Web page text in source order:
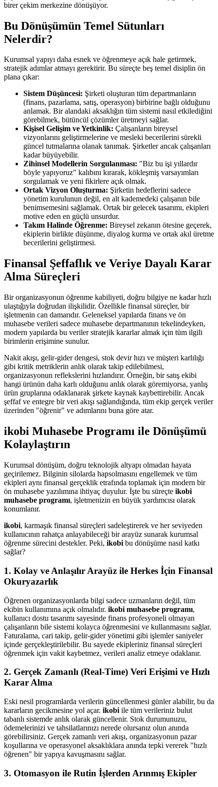
birer çekim merkezine dönüşüyor.
Bu Dönüşümün Temel Sütunları
Nelerdir?
Kurumsal yapıyı daha esnek ve öğrenmeye açık hale getirmek,
stratejik adımlar atmayı gerektirir. Bu süreçte beş temel disiplin ön
plana çıkar:
Sistem Düşüncesi: Şirketi oluşturan tüm departmanların
(finans, pazarlama, satış, operasyon) birbirine bağlı olduğunu
anlamak. Bir alandaki aksaklığın tüm sistemi nasıl etkilediğini
görebilmek, bütüncül çözümler üretmeyi sağlar.
Kişisel Gelişim ve Yetkinlik: Çalışanların bireysel
vizyonlarını geliştirmelerine ve mesleki becerilerini sürekli
güncel tutmalarına olanak tanımak. Şirketler ancak çalışanları
kadar büyüyebilir.
Zihinsel Modellerin Sorgulanması: "Biz bu işi yıllardır
böyle yapıyoruz" kalıbını kırarak, kökleşmiş varsayımları
sorgulamak ve yeni fikirlere açık olmak.
Ortak Vizyon Oluşturma: Şirketin hedeflerini sadece
yönetim kurulunun değil, en alt kademedeki çalışanın bile
benimsemesini sağlamak. Ortak bir gelecek tasarımı, ekipleri
motive eden en güçlü unsurdur.
Takım Halinde Öğrenme: Bireysel zekanın ötesine geçerek,
ekiplerin birlikte düşünme, diyalog kurma ve ortak akıl üretme
becerilerini geliştirmesi.
Finansal Şeffaflık ve Veriye Dayalı Karar
Alma Süreçleri
Bir organizasyonun öğrenme kabiliyeti, doğru bilgiye ne kadar hızlı
ulaştığıyla doğrudan ilişkilidir. Özellikle finansal süreçler, bir
işletmenin can damarıdır. Geleneksel yapılarda finans ve ön
muhasebe verileri sadece muhasebe departmanının tekelindeyken,
modern yapılarda bu veriler stratejik kararlar almak için tüm ilgili
birimlerin erişimine sunulur.
Nakit akışı, gelir-gider dengesi, stok devir hızı ve müşteri karlılığı
gibi kritik metriklerin anlık olarak takip edilebilmesi,
organizasyonun reflekslerini hızlandırır. Örneğin, bir satış ekibi
hangi ürünün daha karlı olduğunu anlık olarak göremiyorsa, yanlış
ürün gruplarına odaklanarak şirkete kaynak kaybettirebilir. Ancak
şeffaf ve entegre bir veri akışı sağlandığında, tüm ekip gerçek veriler
üzerinden "öğrenir" ve adımlarını buna göre atar.
ikobi Muhasebe Programı ile Dönüşümü
Kolaylaştırın
Kurumsal dönüşüm, doğru teknolojik altyapı olmadan hayata
geçirilemez. Bilginin silolarda hapsolmasını engellemek ve tüm
ekipleri aynı finansal gerçeklik etrafında toplamak için modern bir
ön muhasebe yazılımına ihtiyaç duyulur. İşte bu süreçte ikobi
muhasebe programı, işletmenizin en büyük yardımcısı olarak
konumlanır.
ikobi, karmaşık finansal süreçleri sadeleştirerek ve her seviyeden
kullanıcının rahatça anlayabileceği bir arayüz sunarak kurumsal
öğrenme sürecini destekler. Peki, ikobi bu dönüşüme nasıl katkı
sağlar?
1. Kolay ve Anlaşılır Arayüz ile Herkes İçin Finansal
Okuryazarlık
Öğrenen organizasyonlarda bilgi sadece uzmanların değil, tüm
ekibin kullanımına açık olmalıdır. ikobi muhasebe programı,
kullanıcı dostu tasarımı sayesinde finans profesyoneli olmayan
çalışanların bile sistemi kolayca öğrenmesini ve kullanmasını sağlar.
Faturalama, cari takip, gelir-gider yönetimi gibi işlemler saniyeler
içinde gerçekleştirilebilir. Bu sayede ekipleriniz finansal süreçleri
öğrenmek için vakit kaybetmez, verileri analiz etmeye odaklanır.
2. Gerçek Zamanlı (Real-Time) Veri Erişimi ve Hızlı
Karar Alma
Eski nesil programlarda verilerin güncellenmesi günler alabilir, bu da
kararların gecikmesine yol açar. ikobi ile tüm verileriniz bulut
tabanlı sistemde anlık olarak güncellenir. Stok durumunuzu,
ödemelerinizi ve tahsilatlarınızı nerede olursanız olun anında
görebilirsiniz. Gerçek zamanlı veri akışı, organizasyonun pazar
koşullarına ve operasyonel aksaklıklara anında tepki vererek "hızlı
öğrenen" bir yapıya kavuşmasını sağlar.
3. Otomasyon ile Rutin İşlerden Arınmış Ekipler